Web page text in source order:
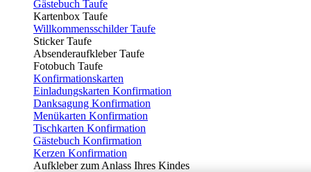
Gästebuch Taufe
Kartenbox Taufe
Willkommensschilder Taufe
Sticker Taufe
Absenderaufkleber Taufe
Fotobuch Taufe
Konfirmationskarten
Einladungskarten Konfirmation
Danksagung Konfirmation
Menükarten Konfirmation
Tischkarten Konfirmation
Gästebuch Konfirmation
Kerzen Konfirmation
Aufkleber zum Anlass Ihres Kindes